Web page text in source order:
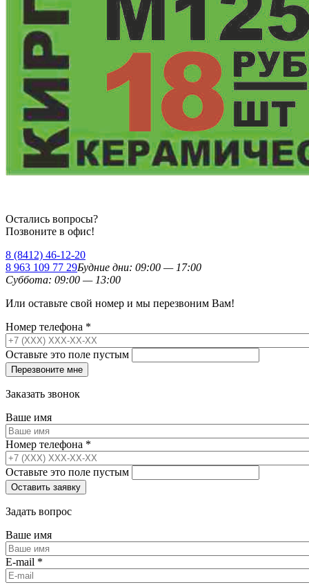
Остались вопросы?
Позвоните в офис!
8 (8412) 46-12-20
8 963 109 77 29Будние дни: 09:00 — 17:00
Суббота: 09:00 — 13:00
Или оставьте свой номер и мы перезвоним Вам!
Номер телефона *
Оставьте это поле пустым
Заказать звонок
Ваше имя
Номер телефона *
Оставьте это поле пустым
Задать вопрос
Ваше имя
E-mail *